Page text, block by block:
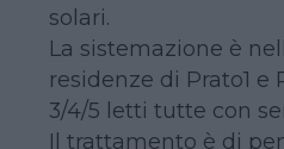
solari.
La sistemazione è
residenze di Prato1 e
3/4/5 letti tutte con
Il trattamento è di